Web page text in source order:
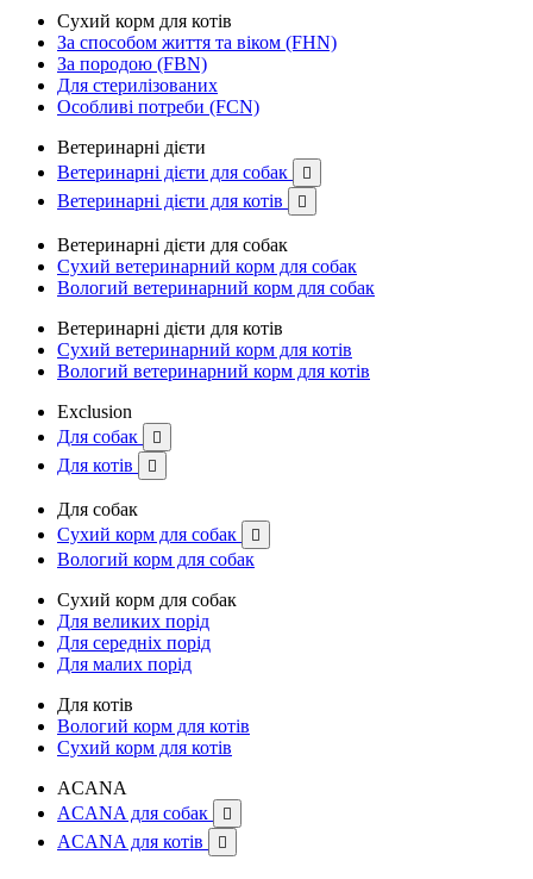
Сухий корм для котів
За способом життя та віком (FHN)
За породою (FBN)
Для стерилізованих
Особливі потреби (FCN)
Ветеринарні дієти
Ветеринарні дієти для собак

Ветеринарні дієти для котів 
Ветеринарні дієти для собак
Сухий ветеринарний корм для собак
Вологий ветеринарний корм для собак
Ветеринарні дієти для котів
Сухий ветеринарний корм для котів
Вологий ветеринарний корм для котів
Exclusion
Для собак

Для котів 
Для собак
Сухий корм для собак

Вологий корм для собак
Сухий корм для собак
Для великих порід
Для середніх порід
Для малих порід
Для котів
Вологий корм для котів
Сухий корм для котів
ACANA
ACANA для собак

ACANA для котів 